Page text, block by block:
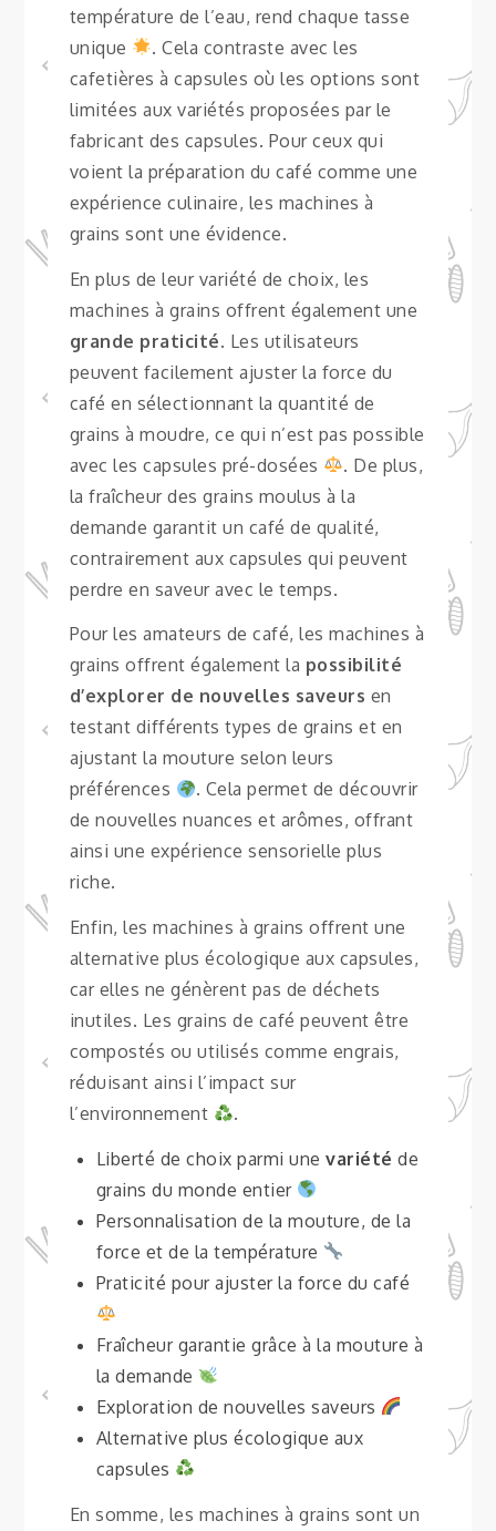
température de l’eau, rend chaque tasse
unique
. Cela contraste avec les
cafetières à capsules où les options sont
limitées aux variétés proposées par le
fabricant des capsules. Pour ceux qui
voient la préparation du café comme une
expérience culinaire, les machines à
grains sont une évidence.
En plus de leur variété de choix, les
machines à grains offrent également une
grande praticité. Les utilisateurs
peuvent facilement ajuster la force du
café en sélectionnant la quantité de
grains à moudre, ce qui n’est pas possible
avec les capsules pré-dosées
. De plus,
la fraîcheur des grains moulus à la
demande garantit un café de qualité,
contrairement aux capsules qui peuvent
perdre en saveur avec le temps.
Pour les amateurs de café, les machines à
grains offrent également la possibilité
d’explorer de nouvelles saveurs en
testant différents types de grains et en
ajustant la mouture selon leurs
préférences
. Cela permet de découvrir
de nouvelles nuances et arômes, offrant
ainsi une expérience sensorielle plus
riche.
Enfin, les machines à grains offrent une
alternative plus écologique aux capsules,
car elles ne génèrent pas de déchets
inutiles. Les grains de café peuvent être
compostés ou utilisés comme engrais,
réduisant ainsi l’impact sur
l’environnement
.
Liberté de choix parmi unevariété de
grains du monde entier
Personnalisation de la mouture, de la
force et de la température
Praticité pour ajuster la force du café
Fraîcheur garantie grâce à la mouture à
la demande
Exploration de nouvelles saveurs
Alternative plus écologique aux
capsules
En somme, les machines à grains sont un